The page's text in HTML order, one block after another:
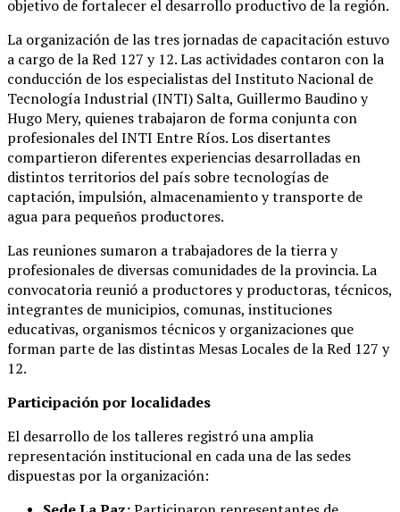
objetivo de fortalecer el desarrollo productivo de la región.
La organización de las tres jornadas de capacitación estuvo
a cargo de la Red 127 y 12. Las actividades contaron con la
conducción de los especialistas del Instituto Nacional de
Tecnología Industrial (INTI) Salta, Guillermo Baudino y
Hugo Mery, quienes trabajaron de forma conjunta con
profesionales del INTI Entre Ríos. Los disertantes
compartieron diferentes experiencias desarrolladas en
distintos territorios del país sobre tecnologías de
captación, impulsión, almacenamiento y transporte de
agua para pequeños productores.
Las reuniones sumaron a trabajadores de la tierra y
profesionales de diversas comunidades de la provincia. La
convocatoria reunió a productores y productoras, técnicos,
integrantes de municipios, comunas, instituciones
educativas, organismos técnicos y organizaciones que
forman parte de las distintas Mesas Locales de la Red 127 y
12.
Participación por localidades
El desarrollo de los talleres registró una amplia
representación institucional en cada una de las sedes
dispuestas por la organización: